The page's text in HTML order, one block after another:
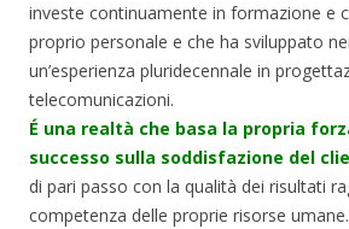
investe continuamente in formazione e
proprio personale e che ha sviluppato
un’esperienza pluridecennale in
telecomunicazioni.
É una realtà che basa la propria
successo sulla soddisfazione del
di pari passo con la qualità dei risultati
competenza delle proprie risorse umane.